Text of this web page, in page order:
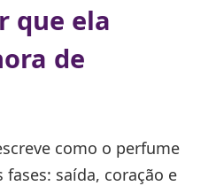
que ela
de
como o perfume
saída, coração e